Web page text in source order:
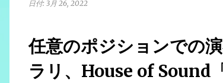
日付: 3月 26, 2022
任意のポジションでの
ラリ、House of Sound